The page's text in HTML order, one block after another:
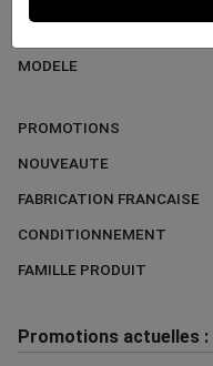
MODELE
PROMOTIONS
NOUVEAUTE
FABRICATION FRANCAISE
CONDITIONNEMENT
FAMILLE PRODUIT
Promotions actuelles :